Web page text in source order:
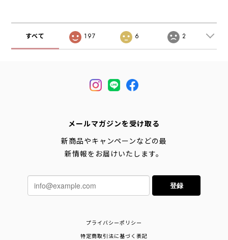
[2026SS]
プ・アウトドア・
MEN'S/LADY'S
[2026SS]
すべて 197 6 2
メールマガジンを受け取る
新商品やキャンペーンなどの最
新情報をお届けいたします。
登録
プライバシーポリシー
特定商取引法に基づく表記